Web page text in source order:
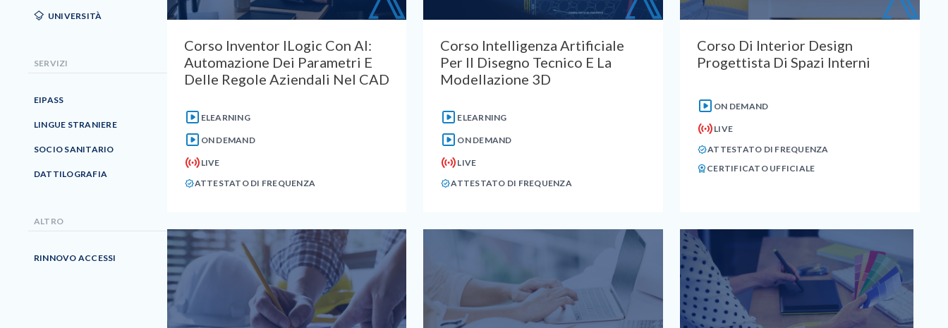
UNIVERSITÀ
SERVIZI
EIPASS
LINGUE STRANIERE
SOCIO SANITARIO
DATTILOGRAFIA
ALTRO
RINNOVO ACCESSI
Corso Inventor ILogic Con AI:
Automazione Dei Parametri E
Delle Regole Aziendali Nel CAD
ELEARNING
ON DEMAND
LIVE
ATTESTATO DI FREQUENZA
Corso Intelligenza Artificiale
Per Il Disegno Tecnico E La
Modellazione 3D
ELEARNING
ON DEMAND
LIVE
ATTESTATO DI FREQUENZA
Corso Di Interior Design
Progettista Di Spazi Interni
ON DEMAND
LIVE
ATTESTATO DI FREQUENZA
CERTIFICATO UFFICIALE